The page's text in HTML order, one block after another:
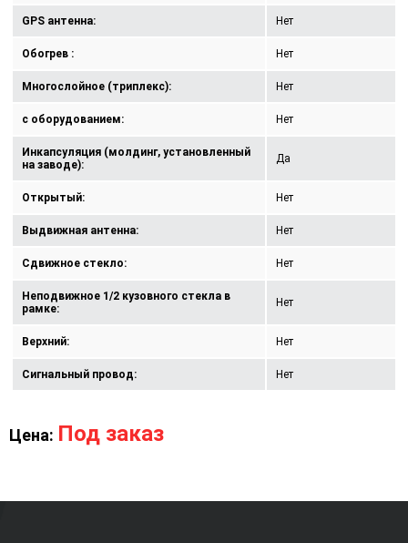
GPS антенна: Нет
Обогрев : Нет
Многослойное (триплекс): Нет
с оборудованием: Нет
Инкапсуляция (молдинг, установленный
на заводе):
Да
Открытый: Нет
Выдвижная антенна: Нет
Сдвижное стекло: Нет
Неподвижное 1/2 кузовного стекла в
рамке:
Нет
Верхний: Нет
Сигнальный провод: Нет
Цена: Под заказ